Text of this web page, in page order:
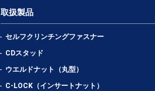
取扱製品
セルフクリンチングファスナー
CDスタッド
ウエルドナット（丸型）
C-LOCK（インサートナット）